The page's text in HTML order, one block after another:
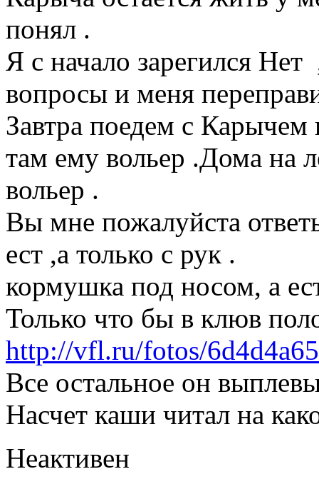
понял .
Я с начало зарегился
вопросы и меня
Завтра поедем с
там ему вольер .Дома на
вольер .
Вы мне пожалуйста
ест ,а только с рук .
кормушка под носом, а
Только что бы в клюв
http://vfl.ru/fotos/
Все остальное он
Насчет каши читал на
Неактивен